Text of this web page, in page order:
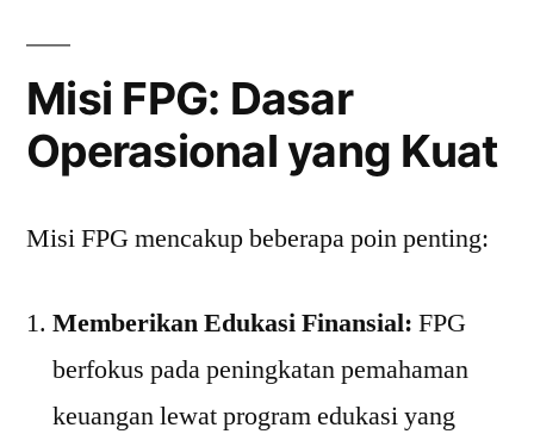
Misi FPG: Dasar
Operasional yang Kuat
Misi FPG mencakup beberapa poin penting:
Memberikan Edukasi Finansial: FPG
berfokus pada peningkatan pemahaman
keuangan lewat program edukasi yang